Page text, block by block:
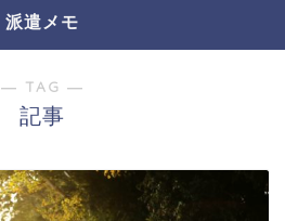
派遣メモ
― TAG ―
記事